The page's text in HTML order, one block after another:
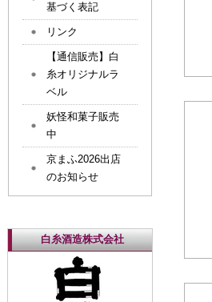
基づく表記
リンク
【通信販売】白
糸オリジナルラ
ベル
妖怪和菓子販売
中
京まふ2026出店
のお知らせ
白糸酒造株式会社